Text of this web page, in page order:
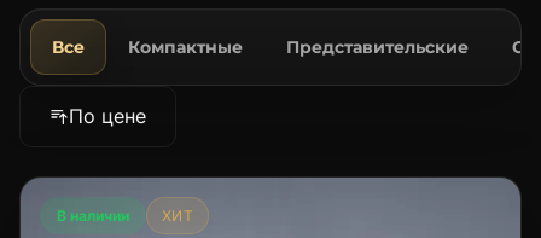
Все Компактные Представительские
По цене
В наличии ХИТ